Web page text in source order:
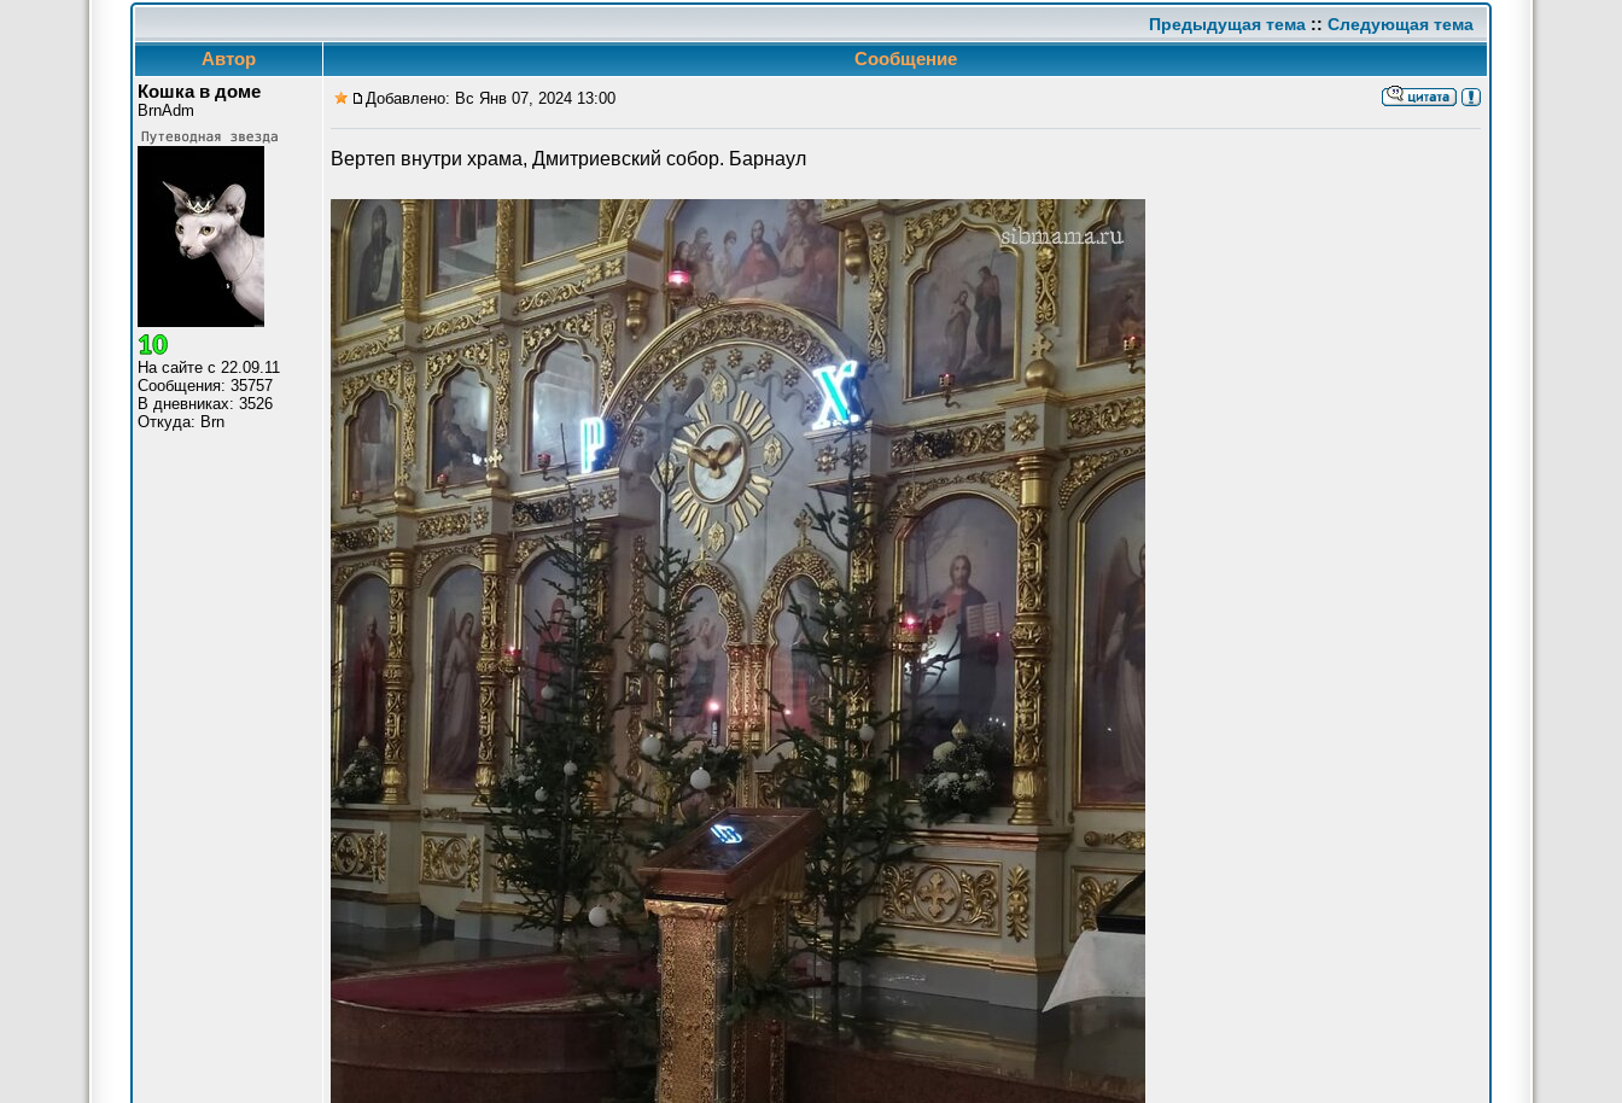
Предыдущая тема :: Следующая тема
Автор
Сообщение
Кошка в доме
BrnAdm
На сайте с 22.09.11
Сообщения: 35757
В дневниках: 3526
Откуда: Brn
Добавлено: Вс Янв 07, 2024 13:00
Вертеп внутри храма, Дмитриевский собор. Барнаул